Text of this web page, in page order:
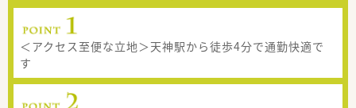
＜アクセス至便な立地＞天神駅から徒歩4分で通勤快適で
す